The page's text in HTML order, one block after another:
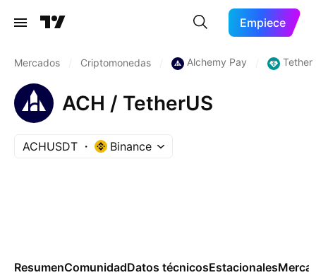
Empiece
Mercados Criptomonedas Alchemy Pay Tether
ACH / TetherUS
ACHUSDT Binance
ResumenComunidadDatos técnicosEstacionales